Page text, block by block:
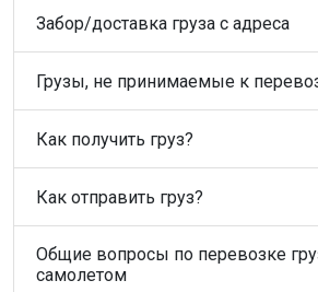
Забор/доставка груза с адреса
Грузы, не принимаемые к
Как получить груз?
Как отправить груз?
Общие вопросы по перевозке
самолетом